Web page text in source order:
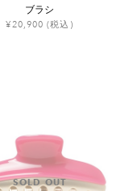
ブラシ
¥20,900 (税込)